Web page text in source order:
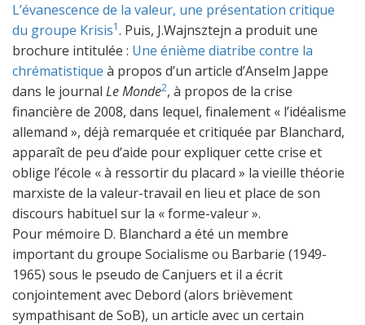
L’évanescence de la valeur, une présentation critique
du groupe Krisis1. Puis, J.Wajnsztejn a produit une
brochure intitulée : Une énième diatribe contre la
chrématistique à propos d’un article d’Anselm Jappe
dans le journal Le Monde2, à propos de la crise
financière de 2008, dans lequel, finalement « l’idéalisme
allemand », déjà remarquée et critiquée par Blanchard,
apparaît de peu d’aide pour expliquer cette crise et
oblige l’école « à ressortir du placard » la vieille théorie
marxiste de la valeur-travail en lieu et place de son
discours habituel sur la « forme-valeur ».
Pour mémoire D. Blanchard a été un membre
important du groupe Socialisme ou Barbarie (1949-
1965) sous le pseudo de Canjuers et il a écrit
conjointement avec Debord (alors brièvement
sympathisant de SoB), un article avec un certain